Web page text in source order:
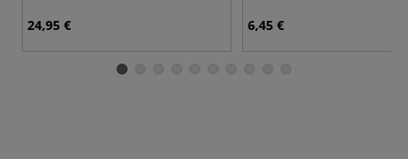
24,95 € 6,45 €